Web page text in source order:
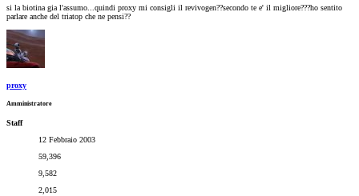
si la biotina gia l'assumo...quindi proxy mi consigli il revivogen??secondo te e' il migliore???ho sentito
parlare anche del triatop che ne pensi??
proxy
Amministratore
Staff
12 Febbraio 2003
59,396
9,582
2,015